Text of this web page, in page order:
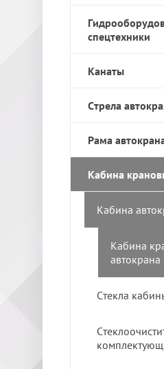
спецтехники
Канаты
Стрела
Рама
Кабина
Кабина
Кабина
Стекла